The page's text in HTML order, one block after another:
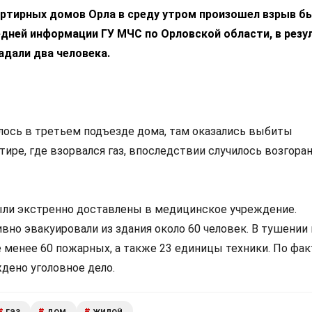
домов Орла в среду утром произошел взрыв
информации ГУ МЧС по Орловской области, в
два человека.
в третьем подъезде дома, там оказались выбиты
где взорвался газ, впоследствии случилось
экстренно доставлены в медицинское учреждение.
эвакуировали из здания около 60 человек. В тушении
менее 60 пожарных, а также 23 единицы техники. По
уголовное дело.